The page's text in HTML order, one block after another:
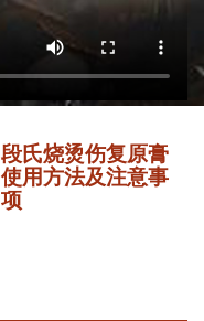
段氏烧烫伤复原膏
使用方法及注意事
项